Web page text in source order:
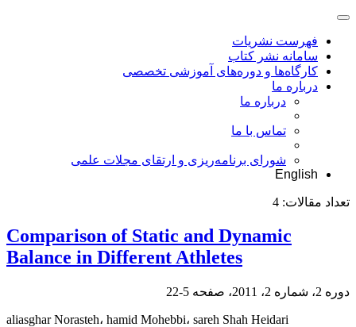
فهرست نشریات
سامانه نشر کتاب
کارگاه‌ها و دوره‌های آموزشی تخصصی
درباره ما
درباره ما
تماس با ما
شورای برنامه‌ریزی و ارتقای مجلات علمی
English
تعداد مقالات: 4
Comparison of Static and Dynamic
Balance in Different Athletes
دوره 2، شماره 2، 2011، صفحه 5-22
aliasghar Norasteh، hamid Mohebbi، sareh Shah Heidari